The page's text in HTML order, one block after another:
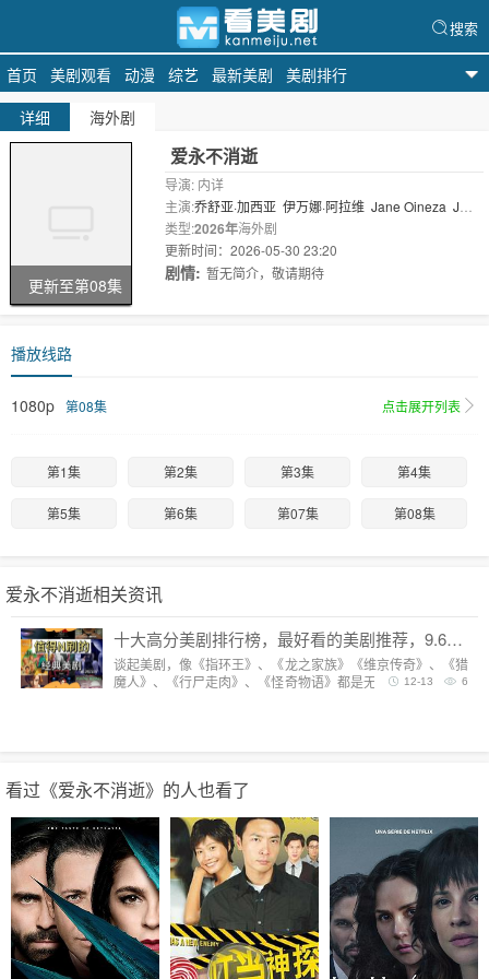
首页 美剧观看 动漫 综艺 最新美剧 美剧排行
搜索
详细 海外剧
更新至第08集
爱永不消逝
导演: 内详
主演:乔舒亚·加西亚 伊万娜·阿拉维 Jane Oineza JM
Ibarra Fyang Smith
类型:2026年海外剧
更新时间：2026-05-30 23:20
剧情: 暂无简介，敬请期待
播放线路
1080p 第08集 点击展开列表
第1集 第2集 第3集 第4集
第5集 第6集 第07集 第08集
爱永不消逝相关资讯
十大高分美剧排行榜，最好看的美剧推荐，9.6分神剧扎堆
谈起美剧，像《指环王》、《龙之家族》《维京传奇》、《猎
魔人》、《行尸走肉》、《怪奇物语》都是无法复制的经典，
6
12-13
看过《爱永不消逝》的人也看了